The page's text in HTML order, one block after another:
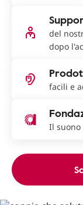
del
dopo
facili e
Il